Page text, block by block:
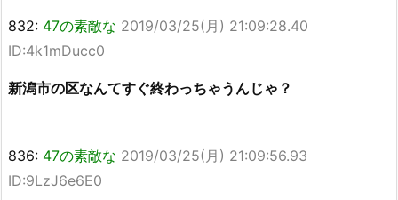
832: 47の素敵な 2019/03/25(月) 21:09:28.40
ID:4k1mDucc0
新潟市の区なんてすぐ終わっちゃうんじゃ？
836: 47の素敵な 2019/03/25(月) 21:09:56.93
ID:9LzJ6e6E0